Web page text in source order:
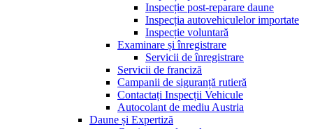
Inspecție post-reparare daune
Inspecția autovehiculelor importate
Inspecție voluntară
Examinare și înregistrare
Servicii de înregistrare
Servicii de franciză
Campanii de siguranță rutieră
Contactați Inspecții Vehicule
Autocolant de mediu Austria
Daune și Expertiză